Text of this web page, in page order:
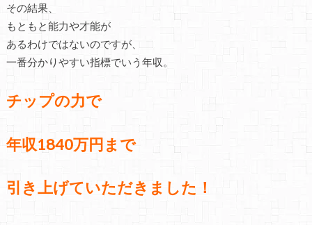
その結果、
もともと能力や才能が
あるわけではないのですが、
一番分かりやすい指標でいう年収。
チップの力で
年収1840万円まで
引き上げていただきました！